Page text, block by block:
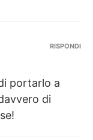
portarlo a
di
RISPONDI